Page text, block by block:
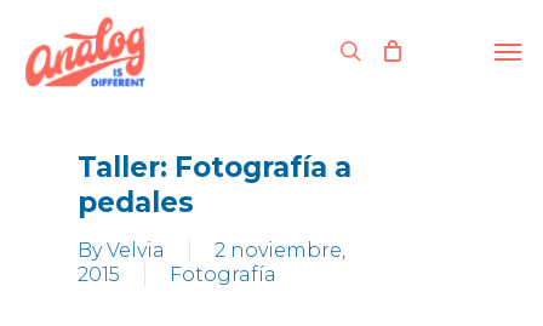
main
content
search
Taller: Fotografía a
pedales
By Velvia
2 noviembre,
2015
Fotografía